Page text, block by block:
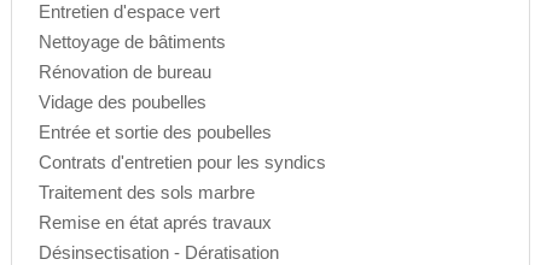
Entretien d'espace vert
Nettoyage de bâtiments
Rénovation de bureau
Vidage des poubelles
Entrée et sortie des poubelles
Contrats d'entretien pour les syndics
Traitement des sols marbre
Remise en état aprés travaux
Désinsectisation - Dératisation